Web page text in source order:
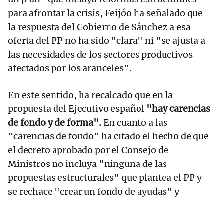
para afrontar la crisis, Feijóo ha señalado que
la respuesta del Gobierno de Sánchez a esa
oferta del PP no ha sido "clara" ni "se ajusta a
las necesidades de los sectores productivos
afectados por los aranceles".
En este sentido, ha recalcado que en la
propuesta del Ejecutivo español "hay carencias
de fondo y de forma".En cuanto a las
"carencias de fondo" ha citado el hecho de que
el decreto aprobado por el Consejo de
Ministros no incluya "ninguna de las
propuestas estructurales" que plantea el PP y
se rechace "crear un fondo de ayudas" y